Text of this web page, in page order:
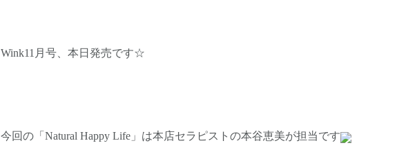
Wink11月号、本日発売です☆
今回の「Natural Happy Life」は本店セラピストの本谷恵美が担当です